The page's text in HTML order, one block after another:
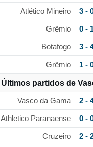
Atlético Mineiro 3 -
Grêmio 0 -
Botafogo 3 -
Grêmio 1 -
Últimos partidos de
Vasco da Gama 2 -
Athletico Paranaense 0 -
Cruzeiro 2 -